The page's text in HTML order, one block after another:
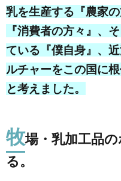
乳を生産する『農家
『消費者の方々』、
ている『僕自身』、
ルチャーをこの国に
と考えました。
牧場・乳加工品
る。